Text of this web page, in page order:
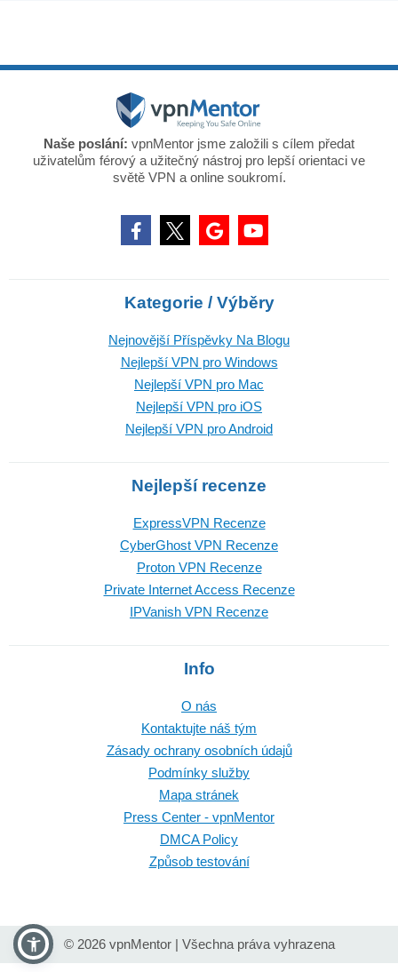
Naše poslání: vpnMentor jsme založili s cílem předat
uživatelům férový a užitečný nástroj pro lepší orientaci ve
světě VPN a online soukromí.
Kategorie / Výběry
Nejnovější Příspěvky Na Blogu
Nejlepší VPN pro Windows
Nejlepší VPN pro Mac
Nejlepší VPN pro iOS
Nejlepší VPN pro Android
Nejlepší recenze
ExpressVPN Recenze
CyberGhost VPN Recenze
Proton VPN Recenze
Private Internet Access Recenze
IPVanish VPN Recenze
Info
O nás
Kontaktujte náš tým
Zásady ochrany osobních údajů
Podmínky služby
Mapa stránek
Press Center - vpnMentor
DMCA Policy
Způsob testování
© 2026 vpnMentor | Všechna práva vyhrazena